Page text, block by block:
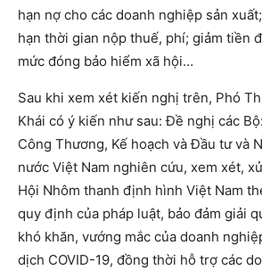
hạn nợ cho các doanh nghiệp sản
hạn thời gian nộp thuế, phí; giảm tiền
mức đóng bảo hiểm xã hội…
Sau khi xem xét kiến nghị trên, Phó
Khái có ý kiến như sau: Đề nghị các
Công Thương, Kế hoạch và Đầu tư và
nước Việt Nam nghiên cứu, xem xét,
Hội Nhôm thanh định hình Việt Nam
quy định của pháp luật, bảo đảm giải
khó khăn, vướng mắc của doanh
dịch COVID-19, đồng thời hỗ trợ các